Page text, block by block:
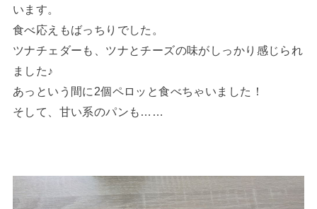
います。
食べ応えもばっちりでした。
ツナチェダーも、ツナとチーズの味がしっかり感じられ
ました♪
あっという間に2個ペロッと食べちゃいました！
そして、甘い系のパンも……